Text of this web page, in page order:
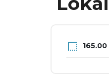
165.00